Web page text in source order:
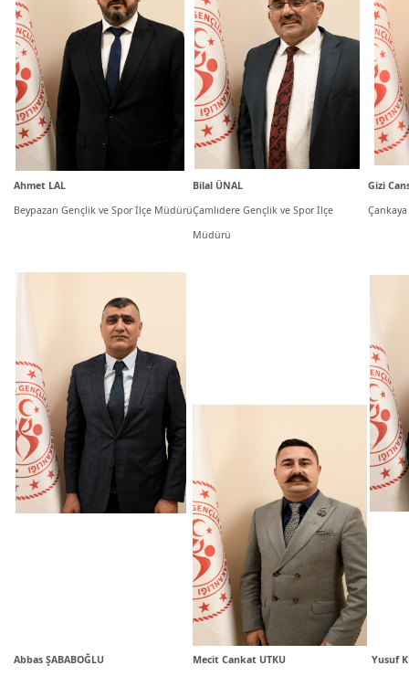
Ahmet LAL
Beypazarı Gençlik ve Spor İlçe Müdürü
Bilal ÜNAL
Çamlıdere Gençlik ve Spor İlçe
Müdürü
Gizi
Abbas ŞABABOĞLU
Mecit Cankat UTKU
Yusuf